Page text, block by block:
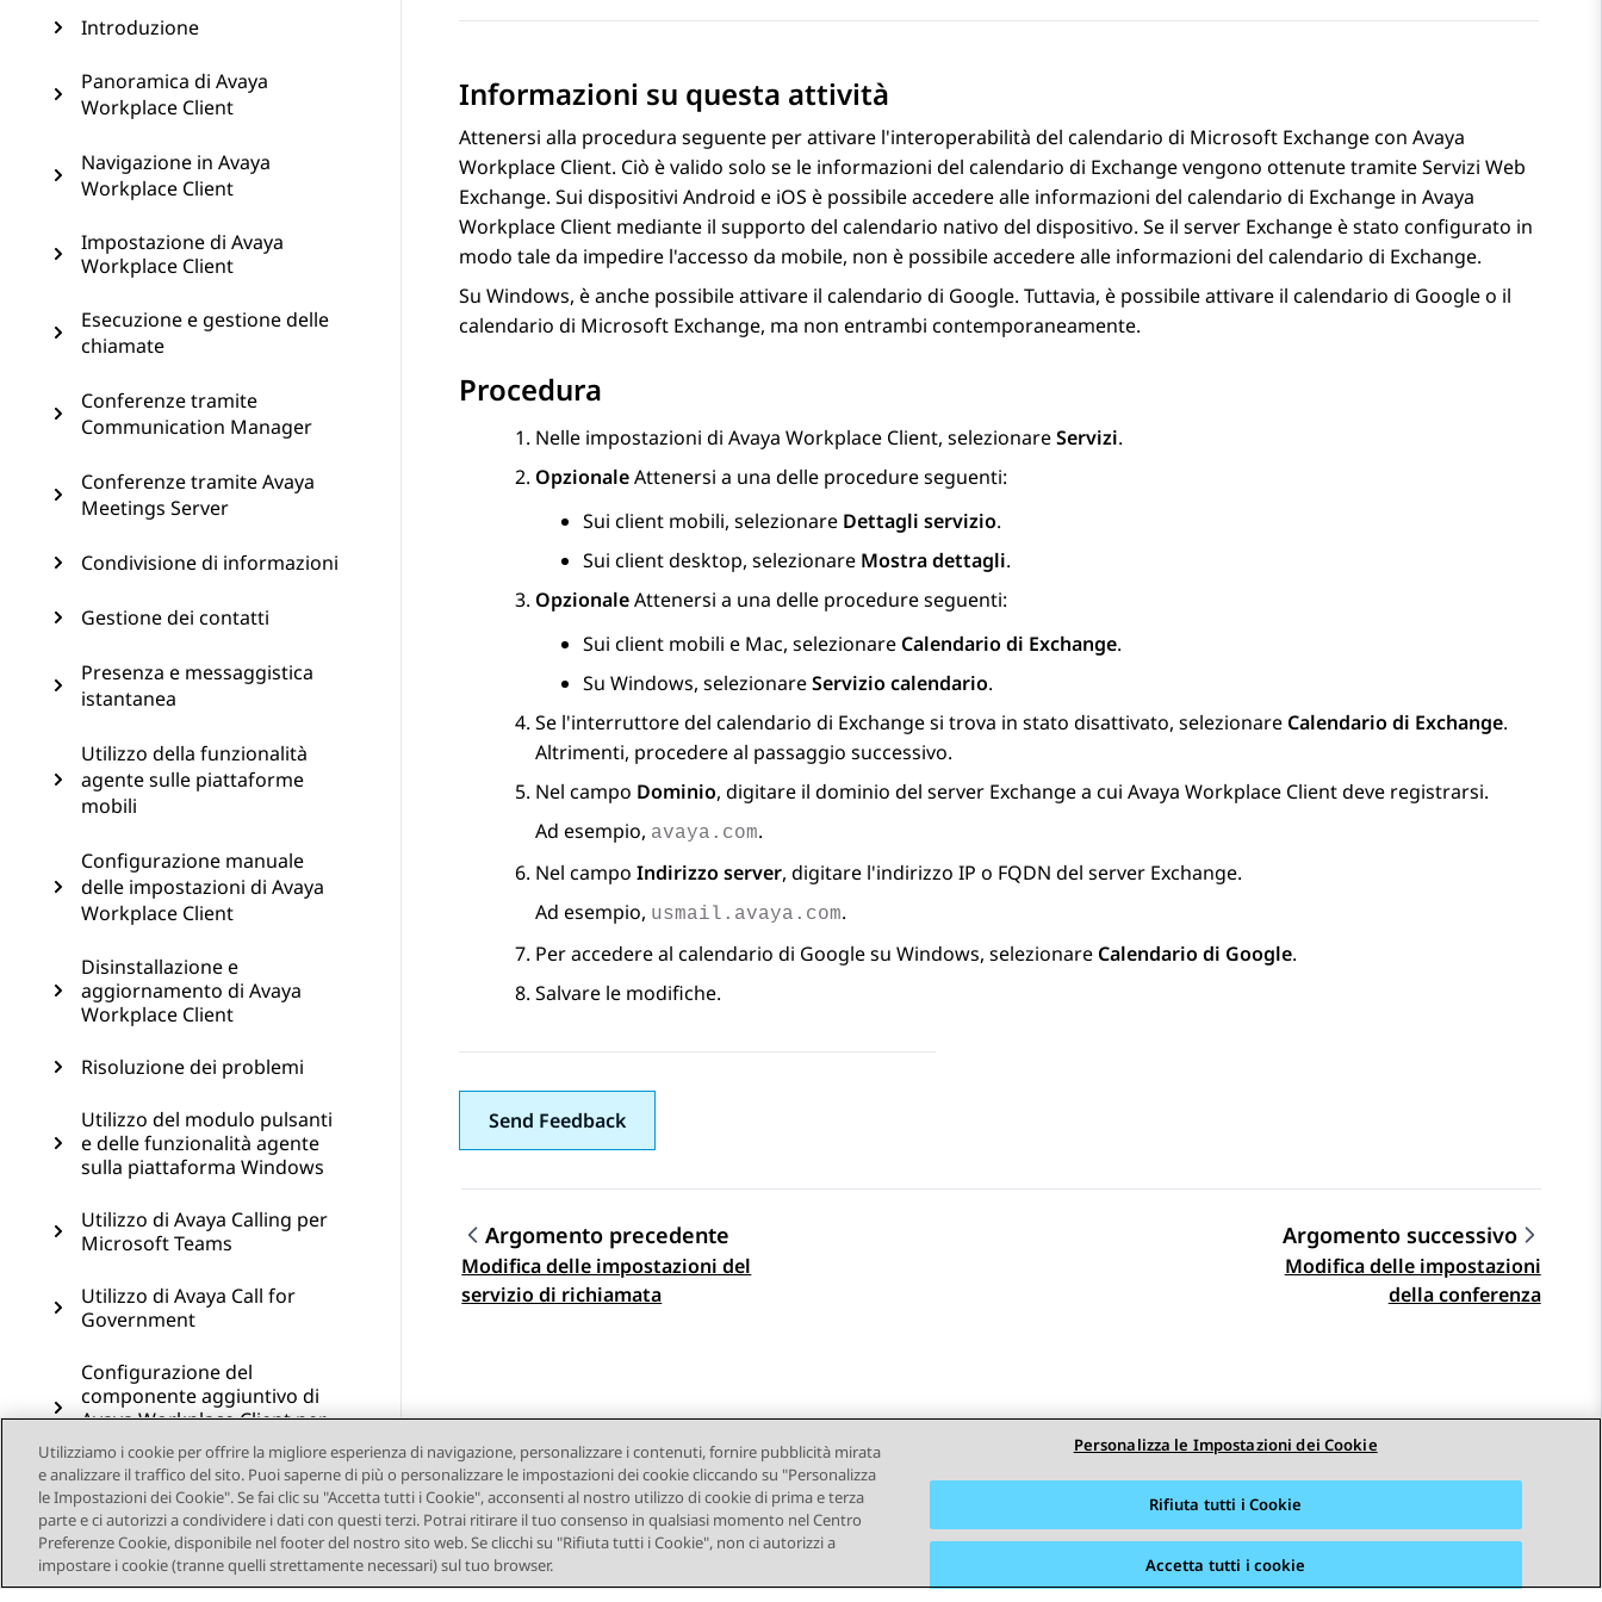
Introduzione
Panoramica di Avaya
Workplace Client
Navigazione in Avaya
Workplace Client
Impostazione di Avaya
Workplace Client
Esecuzione e gestione delle
chiamate
Conferenze tramite
Communication Manager
Conferenze tramite Avaya
Meetings Server
Condivisione di informazioni
Gestione dei contatti
Presenza e messaggistica
istantanea
Utilizzo della funzionalità
agente sulle piattaforme
mobili
Configurazione manuale
delle impostazioni di Avaya
Workplace Client
Disinstallazione e
aggiornamento di Avaya
Workplace Client
Risoluzione dei problemi
Utilizzo del modulo pulsanti
e delle funzionalità agente
sulla piattaforma Windows
Utilizzo di Avaya Calling per
Microsoft Teams
Utilizzo di Avaya Call for
Government
Configurazione del
componente aggiuntivo di
Avaya Workplace Client per
Microsoft Outlook
Risorse
Glossario
Informazioni su questa attività
Attenersi alla procedura seguente per attivare l'interoperabilità del calendario di Microsoft Exchange con Avaya
Workplace Client. Ciò è valido solo se le informazioni del calendario di Exchange vengono ottenute tramite Servizi Web
Exchange. Sui dispositivi Android e iOS è possibile accedere alle informazioni del calendario di Exchange in Avaya
Workplace Client mediante il supporto del calendario nativo del dispositivo. Se il server Exchange è stato configurato in
modo tale da impedire l'accesso da mobile, non è possibile accedere alle informazioni del calendario di Exchange.
Su Windows, è anche possibile attivare il calendario di Google. Tuttavia, è possibile attivare il calendario di Google o il
calendario di Microsoft Exchange, ma non entrambi contemporaneamente.
Procedura
Nelle impostazioni di Avaya Workplace Client, selezionareServizi.
OpzionaleAttenersi a una delle procedure seguenti:
Sui client mobili, selezionare Dettagli servizio.
Sui client desktop, selezionare Mostra dettagli.
OpzionaleAttenersi a una delle procedure seguenti:
Sui client mobili e Mac, selezionare Calendario di Exchange.
Su Windows, selezionareServizio calendario.
Se l'interruttore del calendario di Exchange si trova in stato disattivato, selezionare Calendario di Exchange.
Altrimenti, procedere al passaggio successivo.
Nel campo Dominio, digitare il dominio del server Exchange a cui Avaya Workplace Clientdeve registrarsi.
Ad esempio, avaya.com.
Nel campo Indirizzo server, digitare l'indirizzo IP o FQDN del server Exchange.
Ad esempio, usmail.avaya.com.
Per accedere al calendario di Google su Windows, selezionare Calendario di Google.
Salvare le modifiche.
Send Feedback
Navigazione argomento
Argomento precedente
Modifica delle impostazioni del
servizio di richiamata
Argomento successivo
Modifica delle impostazioni
della conferenza
Utilizziamo i cookie per offrire la migliore esperienza di navigazione, personalizzare i contenuti, fornire pubblicità mirata
e analizzare il traffico del sito. Puoi saperne di più o personalizzare le impostazioni dei cookie cliccando su "Personalizza
le Impostazioni dei Cookie". Se fai clic su "Accetta tutti i Cookie", acconsenti al nostro utilizzo di cookie di prima e terza
parte e ci autorizzi a condividere i dati con questi terzi. Potrai ritirare il tuo consenso in qualsiasi momento nel Centro
Preferenze Cookie, disponibile nel footer del nostro sito web. Se clicchi su "Rifiuta tutti i Cookie", non ci autorizzi a
impostare i cookie (tranne quelli strettamente necessari) sul tuo browser.
Personalizza le Impostazioni dei Cookie
Rifiuta tutti i Cookie
Accetta tutti i cookie